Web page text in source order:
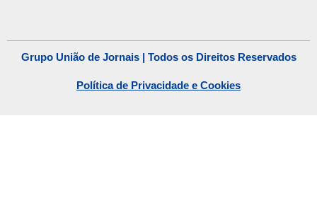
Grupo União de Jornais | Todos os Direitos Reservados
Política de Privacidade e Cookies